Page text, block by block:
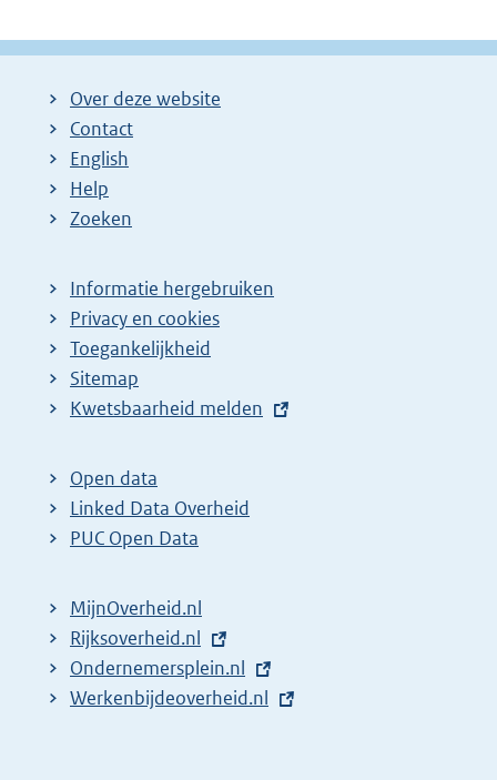
Over deze website
Contact
English
Help
Zoeken
Informatie hergebruiken
Privacy en cookies
Toegankelijkheid
Sitemap
E
t
e
r
l
i
n
k
Kwetsbaarheid melden
Open data
Linked Data Overheid
PUC Open Data
MijnOverheid.nl
E
x
t
Rijksoverheid.nl
E
x
Ondernemersplein.nl
E
Werkenbijdeoverheid.nl